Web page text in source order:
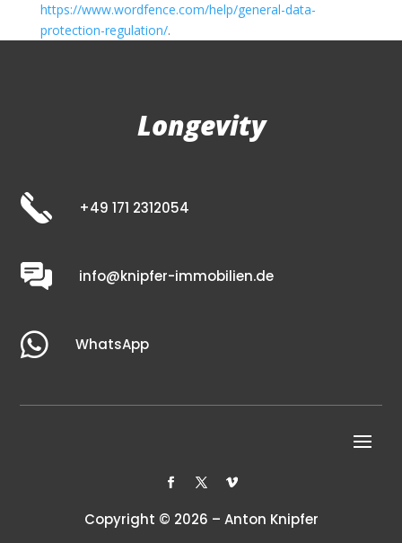
https://www.wordfence.com/help/general-data-
protection-regulation/.
Longevity
+49 171 2312054
info@knipfer-immobilien.de
 WhatsApp
Copyright © 2026 – Anton Knipfer